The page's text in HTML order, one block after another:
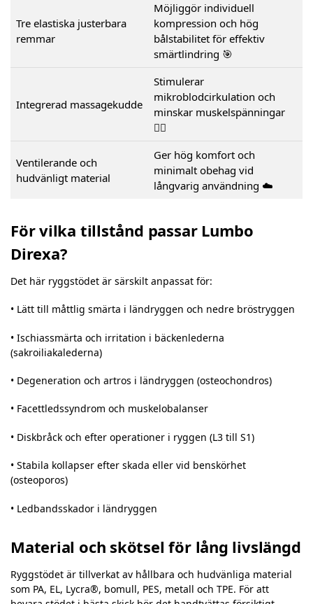
Tre elastiska justerbara
remmar
Möjliggör individuell
kompression och hög
bålstabilitet för effektiv
smärtlindring 🎯
Integrerad massagekudde
Stimulerar
mikroblodcirkulation och
minskar muskelspänningar
💆‍♀️
Ventilerande och
hudvänligt material
Ger hög komfort och
minimalt obehag vid
långvarig användning ☁️
För vilka tillstånd passar Lumbo
Direxa?
Det här ryggstödet är särskilt anpassat för:
• Lätt till måttlig smärta i ländryggen och nedre bröstryggen
• Ischiassmärta och irritation i bäckenlederna
(sakroiliakalederna)
• Degeneration och artros i ländryggen (osteochondros)
• Facettledssyndrom och muskelobalanser
• Diskbråck och efter operationer i ryggen (L3 till S1)
• Stabila kollapser efter skada eller vid benskörhet
(osteoporos)
• Ledbandsskador i ländryggen
Material och skötsel för lång livslängd
Ryggstödet är tillverkat av hållbara och hudvänliga material
som PA, EL, Lycra®, bomull, PES, metall och TPE. För att